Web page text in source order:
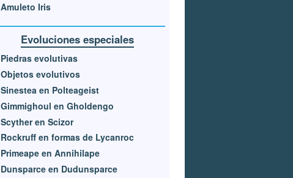
Amuleto Iris
Evoluciones especiales
Piedras evolutivas
Objetos evolutivos
Sinestea en Polteageist
Gimmighoul en Gholdengo
Scyther en Scizor
Rockruff en formas de Lycanroc
Primeape en Annihilape
Dunsparce en Dudunsparce